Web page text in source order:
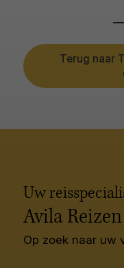
Terug naar
Uw
Avila Reizen
Op zoek naar uw